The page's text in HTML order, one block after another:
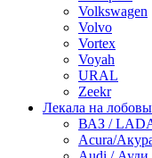
Volkswagen
Volvo
Vortex
Voyah
URAL
Zeekr
Лекала на
ВАЗ /
Acura/